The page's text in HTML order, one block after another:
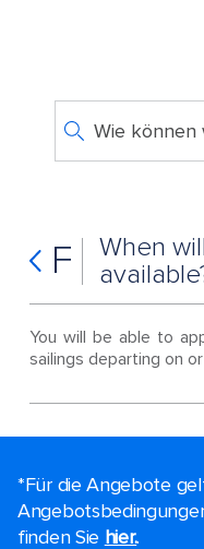
Wie können
F
When
You will be able to
sailings departing on
*Für die Angebote
finden Sie hier..